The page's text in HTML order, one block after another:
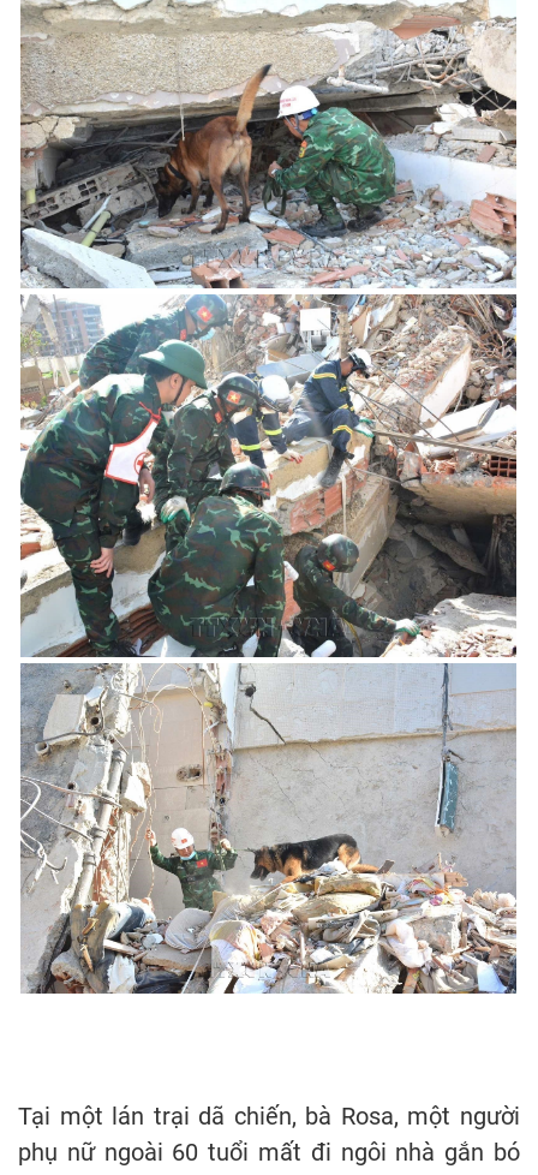
Tại một lán trại dã chiến, bà Rosa, một người
phụ nữ ngoài 60 tuổi mất đi ngôi nhà gắn bó